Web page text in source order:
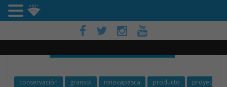
conservación gransol innovapesca producto
proyec